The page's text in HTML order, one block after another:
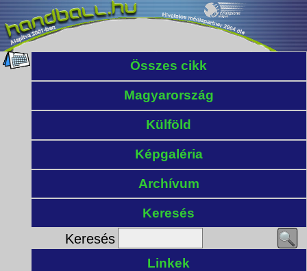
Összes cikk
Magyarország
Külföld
Képgaléria
Archívum
Keresés
Keresés
Linkek